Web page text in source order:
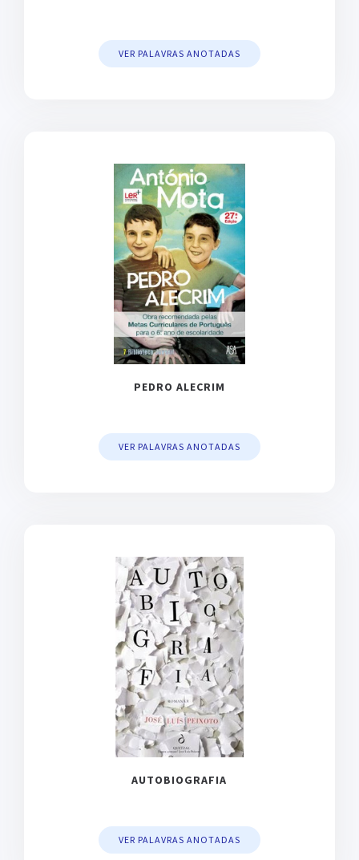
VER PALAVRAS ANOTADAS
PEDRO ALECRIM
VER PALAVRAS ANOTADAS
AUTOBIOGRAFIA
VER PALAVRAS ANOTADAS